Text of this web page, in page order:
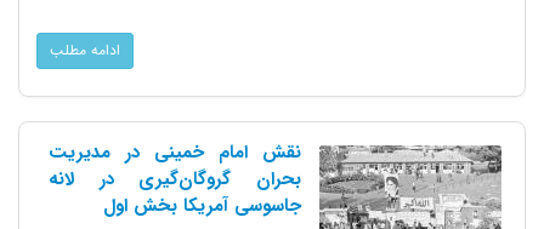
ادامه مطلب
نقش امام خمینی در مدیریت
بحران گروگان‌گیری در لانه
جاسوسی آمریکا بخش اول